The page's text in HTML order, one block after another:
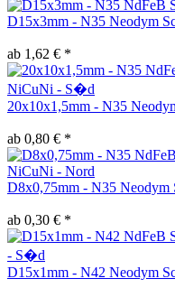
D15x3mm - N35 Neodym
ab 1,62 € *
20x10x1,5mm - N35
ab 0,80 € *
D8x0,75mm - N35 Neodym
ab 0,30 € *
D15x1mm - N42 Neodym